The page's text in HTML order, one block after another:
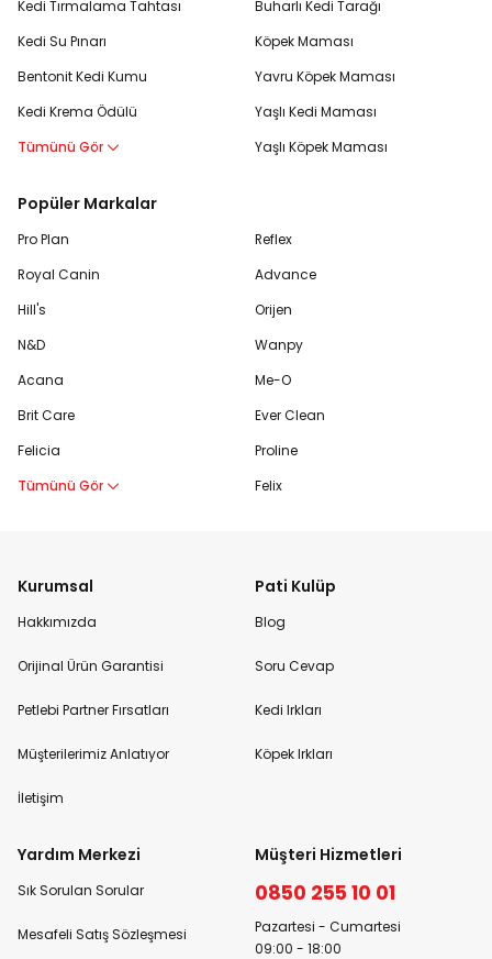
Kedi Tırmalama Tahtası
Kedi Su Pınarı
Bentonit Kedi Kumu
Kedi Krema Ödülü
Tümünü Gör
Buharlı Kedi Tarağı
Köpek Maması
Yavru Köpek Maması
Yaşlı Kedi Maması
Yaşlı Köpek Maması
Popüler Markalar
Pro Plan
Royal Canin
Hill's
N&D
Acana
Brit Care
Felicia
Tümünü Gör
Reflex
Advance
Orijen
Wanpy
Me-O
Ever Clean
Proline
Felix
Kurumsal
Hakkımızda
Orijinal Ürün Garantisi
Petlebi Partner Fırsatları
Müşterilerimiz Anlatıyor
İletişim
Pati Kulüp
Blog
Soru Cevap
Kedi Irkları
Köpek Irkları
Yardım Merkezi
Sık Sorulan Sorular
Mesafeli Satış Sözleşmesi
Müşteri Hizmetleri
0850 255 10 01
Pazartesi - Cumartesi
09:00 - 18:00